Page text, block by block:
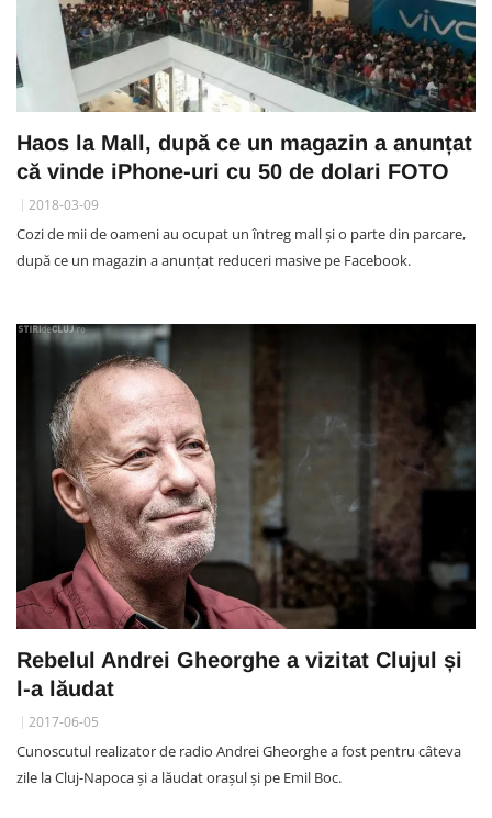
Haos la Mall, după ce un magazin a anunțat
că vinde iPhone-uri cu 50 de dolari FOTO
2018-03-09
Cozi de mii de oameni au ocupat un întreg mall și o parte din parcare,
după ce un magazin a anunțat reduceri masive pe Facebook.
Rebelul Andrei Gheorghe a vizitat Clujul și
l-a lăudat
2017-06-05
Cunoscutul realizator de radio Andrei Gheorghe a fost pentru câteva
zile la Cluj-Napoca și a lăudat orașul și pe Emil Boc.